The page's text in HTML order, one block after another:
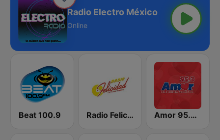
Radio Electro México
Online
Beat 100.9 Radio Felicidad 1180 AM Amor 95.3 FM